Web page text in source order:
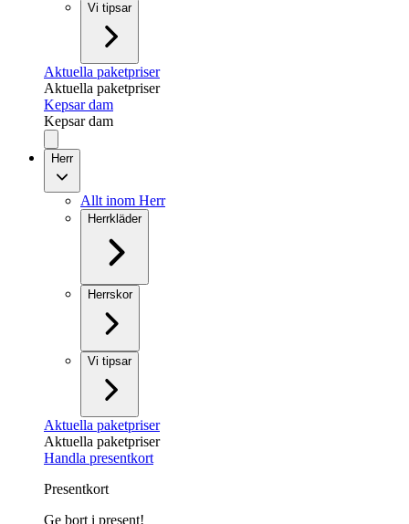
Vi tipsar
Aktuella paketpriser
Aktuella paketpriser
Kepsar dam
Kepsar dam
Herr
Allt inom Herr
Herrkläder
Herrskor
Vi tipsar
Aktuella paketpriser
Aktuella paketpriser
Handla presentkort
Presentkort
Ge bort i present!